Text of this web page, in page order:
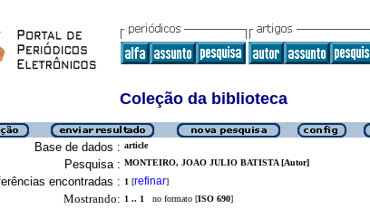
Coleção da biblioteca
Base de dados : article
Pesquisa : MONTEIRO, JOAO JULIO BATISTA [Autor]
encontradas : 1 [refinar]
Mostrando: 1 .. 1 no formato [ISO 690]